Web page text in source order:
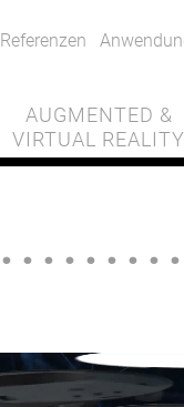
Referenzen
AUGMENTED &
VIRTUAL REALITY